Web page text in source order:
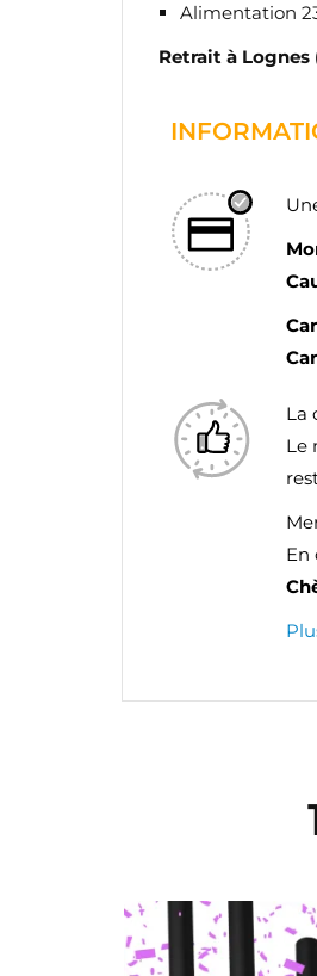
Alimentation
Retrait à Lognes
La
Le
En